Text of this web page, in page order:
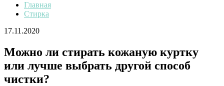
Главная
Стирка
17.11.2020
Можно ли стирать кожаную куртку
или лучше выбрать другой способ
чистки?